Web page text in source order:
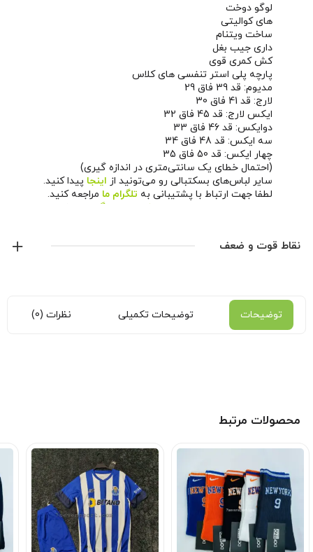
لوگو دوخت
های کوالیتی
ساخت ویتنام
داری جیب بغل
کش کمری قوی
پارچه پلی استر تنفسی های کلاس
مدیوم: قد 39 فاق 29
لارج: قد 41 فاق 30
ایکس لارج: قد 45 فاق 32
دوایکس: قد 46 فاق 33
سه ایکس: قد 48 فاق 34
چهار ایکس: قد 50 فاق 35
(احتمال خطای یک سانتی‌متری در اندازه گیری)
سایر لباس‌های بسکتبالی رو می‌تونید از اینجا پیدا کنید.
لطفا جهت ارتباط با پشتیبانی به تلگرام ما مراجعه کنید.
صفحه اینستاگرام ما
نقاط قوت و ضعف
توضیحات توضیحات تکمیلی نظرات (0)
محصولات مرتبط